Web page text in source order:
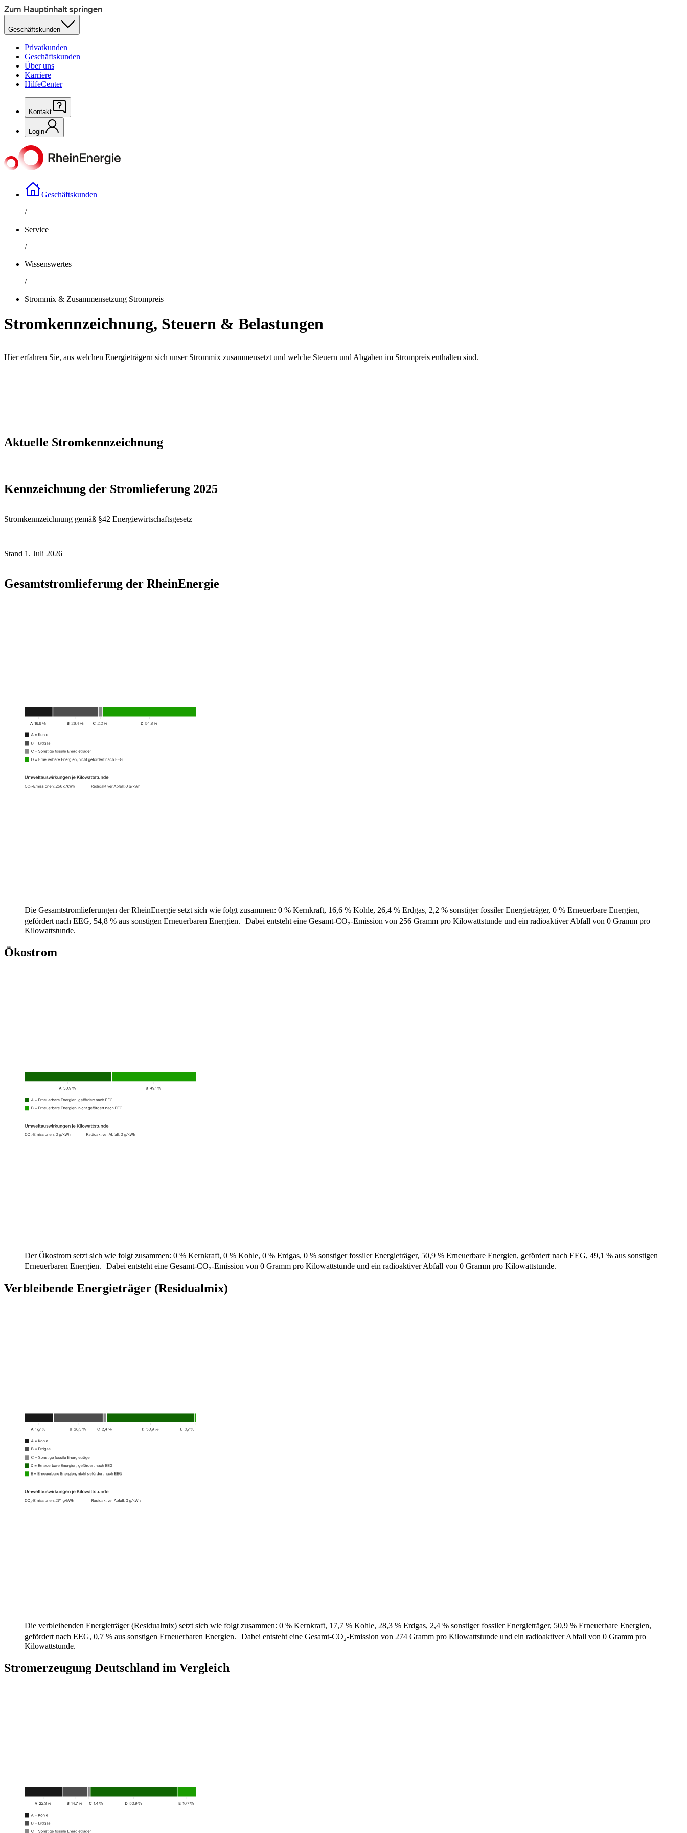
Zum Hauptinhalt springen
Geschäftskunden
Privatkunden
Geschäftskunden
Über uns
Karriere
HilfeCenter
Kontakt
Login
Geschäftskunden
/
Service
/
Wissenswertes
/
Strommix & Zusammensetzung Strompreis
Stromkennzeichnung, Steuern & Belastungen
Hier erfahren Sie, aus welchen Energieträgern sich unser Strommix zusammensetzt und welche Steuern und Abgaben im Strompreis enthalten sind.
Aktuelle Stromkennzeichnung
Kennzeichnung der Stromlieferung 2025
Stromkennzeichnung gemäß §42 Energiewirtschaftsgesetz
Stand 1. Juli 2026
Gesamtstromlieferung der RheinEnergie
Die Gesamtstromlieferungen der RheinEnergie setzt sich wie folgt zusammen: 0 % Kernkraft, 16,6 % Kohle, 26,4 % Erdgas, 2,2 % sonstiger fossiler Energieträger, 0 % Erneuerbare Energien,
gefördert nach EEG, 54,8 % aus sonstigen Erneuerbaren Energien. Dabei entsteht eine Gesamt-CO₂-Emission von 256 Gramm pro Kilowattstunde und ein radioaktiver Abfall von 0 Gramm pro
Kilowattstunde.
Ökostrom
Der Ökostrom setzt sich wie folgt zusammen: 0 % Kernkraft, 0 % Kohle, 0 % Erdgas, 0 % sonstiger fossiler Energieträger, 50,9 % Erneuerbare Energien, gefördert nach EEG, 49,1 % aus sonstigen
Erneuerbaren Energien. Dabei entsteht eine Gesamt-CO₂-Emission von 0 Gramm pro Kilowattstunde und ein radioaktiver Abfall von 0 Gramm pro Kilowattstunde.
Verbleibende Energieträger (Residualmix)
Die verbleibenden Energieträger (Residualmix) setzt sich wie folgt zusammen: 0 % Kernkraft, 17,7 % Kohle, 28,3 % Erdgas, 2,4 % sonstiger fossiler Energieträger, 50,9 % Erneuerbare Energien,
gefördert nach EEG, 0,7 % aus sonstigen Erneuerbaren Energien. Dabei entsteht eine Gesamt-CO₂-Emission von 274 Gramm pro Kilowattstunde und ein radioaktiver Abfall von 0 Gramm pro
Kilowattstunde.
Stromerzeugung Deutschland im Vergleich